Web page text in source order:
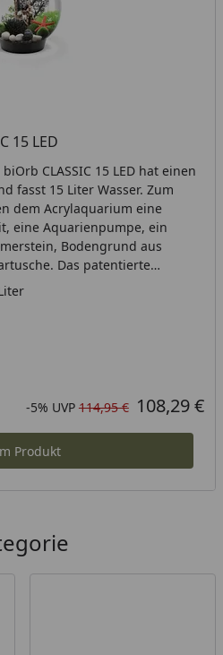
15 LED
CLASSIC 15 LED hat einen
fasst 15 Liter Wasser. Zum
dem Acrylaquarium eine
eine Aquarienpumpe, ein
Bodengrund aus
Das patentierte
schwarzen Fuß des Aquariums
Rabatt in Prozent
-5%
Ursprünglicher Preis
UVP 114,95 €
Aktueller Preis 108,29 €
Produkt